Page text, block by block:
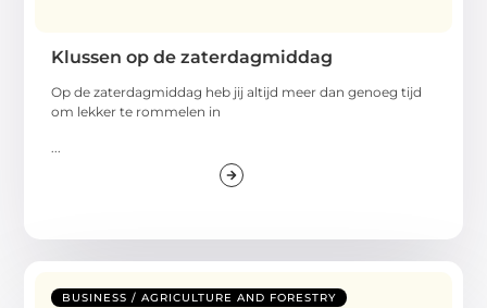
Klussen op de zaterdagmiddag
Op de zaterdagmiddag heb jij altijd meer dan genoeg tijd
om lekker te rommelen in
BUSINESS / AGRICULTURE AND FORESTRY